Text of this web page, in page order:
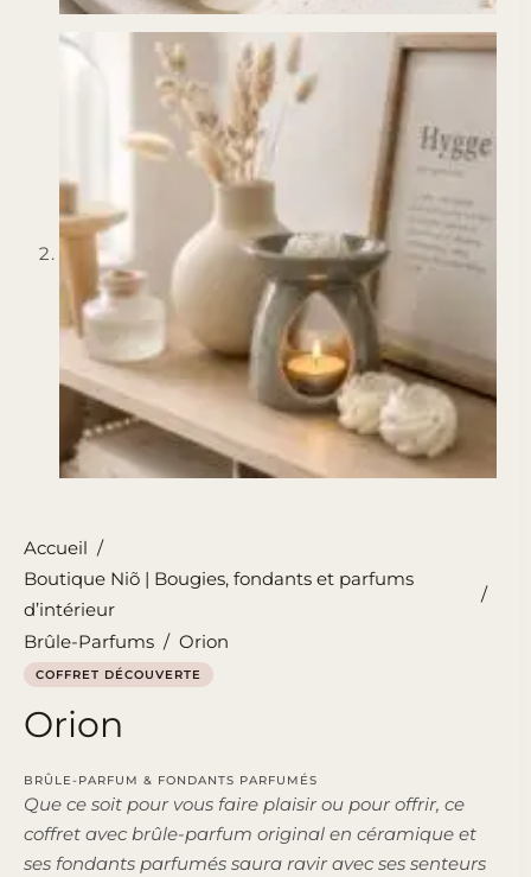
Accueil /
Boutique Niõ | Bougies, fondants et parfums
d’intérieur
/
Brûle-Parfums / Orion
COFFRET DÉCOUVERTE
Orion
BRÛLE-PARFUM & FONDANTS PARFUMÉS
Que ce soit pour vous faire plaisir ou pour offrir, ce
coffret avec brûle-parfum original en céramique et
ses fondants parfumés saura ravir avec ses senteurs